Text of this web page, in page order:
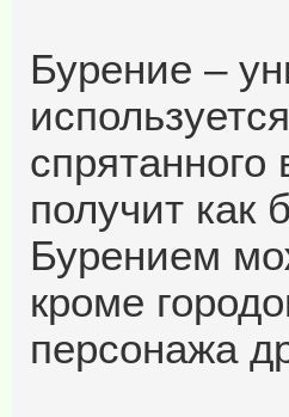
Бурение –
получит как
Бурением
кроме
персонажа